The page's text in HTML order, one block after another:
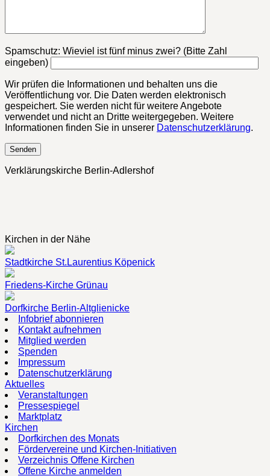
Bitte lasse dieses Feld leer.
Spamschutz: Wieviel ist fünf minus zwei? (Bitte Zahl
eingeben)
Wir prüfen die Informationen und behalten uns die
Veröffentlichung vor. Die Daten werden elektronisch
gespeichert. Sie werden nicht für weitere Angebote
verwendet und nicht an Dritte weitergegeben. Weitere
Informationen finden Sie in unserer Datenschutzerklärung.
Verklärungskirche Berlin-Adlershof
Kirchen in der Nähe
Stadtkirche St.Laurentius Köpenick
Friedens-Kirche Grünau
Dorfkirche Berlin-Altglienicke
Infobrief abonnieren
Kontakt aufnehmen
Mitglied werden
Spenden
Impressum
Datenschutzerklärung
Aktuelles
Veranstaltungen
Pressespiegel
Marktplatz
Kirchen
Dorfkirchen des Monats
Fördervereine und Kirchen-Initiativen
Verzeichnis Offene Kirchen
Offene Kirche anmelden